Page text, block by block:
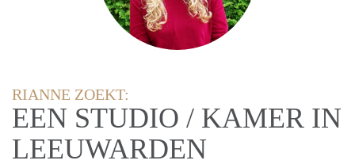
RIANNE ZOEKT:
EEN STUDIO / KAMER IN
LEEUWARDEN